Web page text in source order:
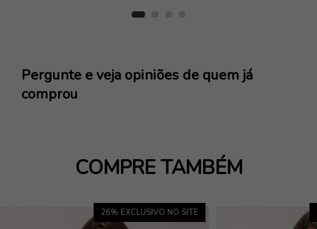
Pergunte e veja opiniões de quem já
comprou
COMPRE TAMBÉM
26% EXCLUSIVO NO SITE